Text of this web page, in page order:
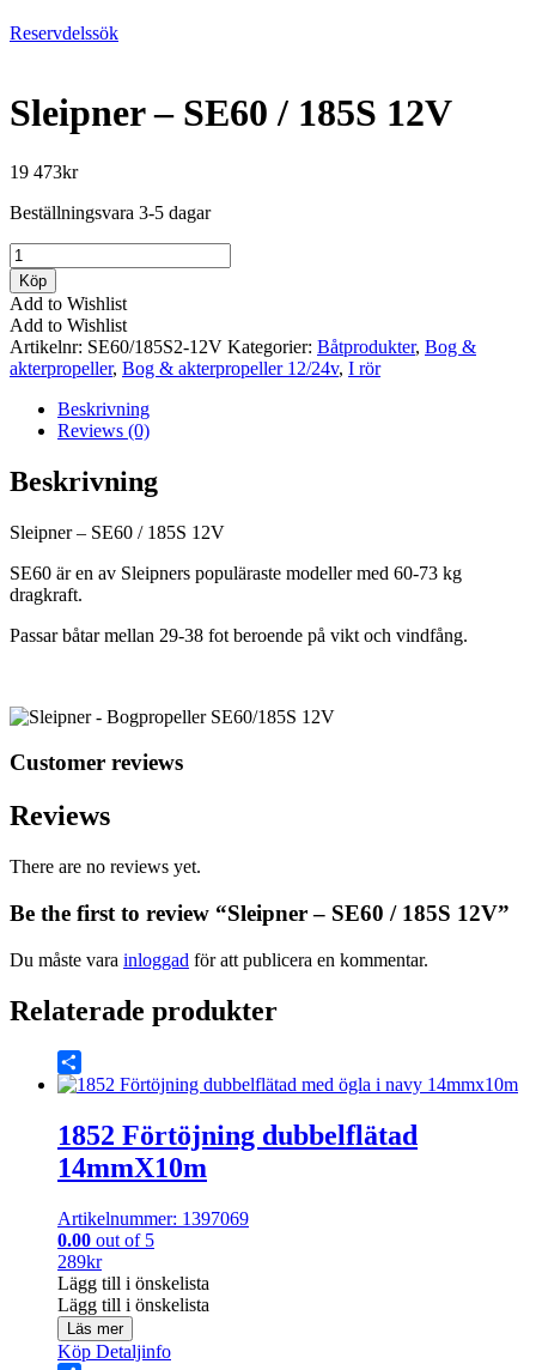
Reservdelssök
Sleipner – SE60 / 185S 12V
19 473kr
Beställningsvara 3-5 dagar
Sleipner
-
SE60
/
185S
12V
mängd
Köp
Add to Wishlist
Add to Wishlist
Artikelnr: SE60/185S2-12V Kategorier: Båtprodukter, Bog &
akterpropeller, Bog & akterpropeller 12/24v, I rör
Beskrivning
Reviews (0)
Beskrivning
Sleipner – SE60 / 185S 12V
SE60 är en av Sleipners populäraste modeller med 60-73 kg
dragkraft.
Passar båtar mellan 29-38 fot beroende på vikt och vindfång.
Customer reviews
Reviews
There are no reviews yet.
Be the first to review “Sleipner – SE60 / 185S 12V”
Du måste vara inloggad för att publicera en kommentar.
Relaterade produkter
Share
1852 Förtöjning dubbelflätad
14mmX10m
Artikelnummer: 1397069
0.00 out of 5
289kr
Lägg till i önskelista
Lägg till i önskelista
Läs mer
Köp Detaljinfo